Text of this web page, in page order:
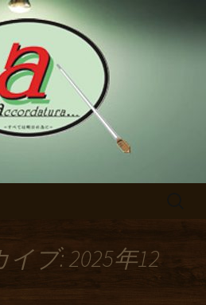
ニングバー
トゥーラ】のブ
ーラ】のブログ
ブ: 2025年12